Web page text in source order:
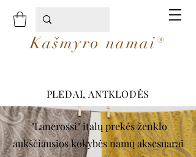
Kašmyro namai®
PLEDAI, ANTKLODĖS
"Lanerossi" italų prekės ženklo
aukščiausios kokybės namų aksesuarai